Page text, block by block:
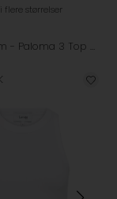
flere størrelser
Leveté Room - Paloma 3 Top - Fairy Tale